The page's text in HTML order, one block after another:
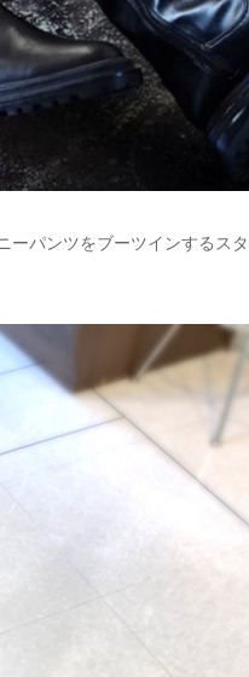
ーパンツをブーツインするスタ